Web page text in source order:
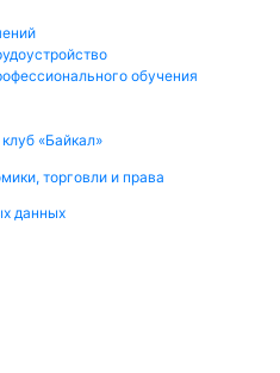
обучения
«Байкал»
данных